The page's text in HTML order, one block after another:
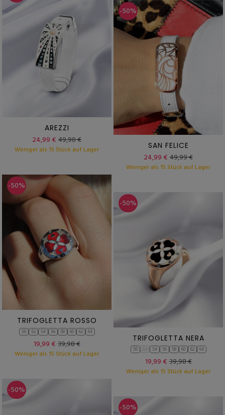
AREZZI
24,99 € 49,98 €
Weniger als 15 Stück auf Lager
-50%
SAN FELICE
24,99 € 49,99 €
Weniger als 15 Stück auf Lager
-50%
TRIFOGLETTA ROSSO
50 52 54 56 58 60 62 64
19,99 €39,98 €
Weniger als 15 Stück auf Lager
-50%
TRIFOGLETTA NERA
50 54 56 58 60 62 64
19,99 €39,98 €
Weniger als 15 Stück auf Lager
-50%
-50%